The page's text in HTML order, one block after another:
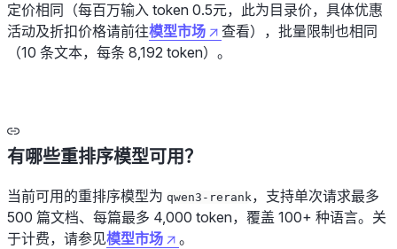
定价相同（每百万输入 token 0.5元，此为目录价，具体优惠
活动及折扣价格请前往模型市场
查看），批量限制也相同
（10 条文本，每条 8,192 token）。
有哪些重排序模型可用？
当前可用的重排序模型为 qwen3-rerank，支持单次请求最多
500 篇文档、每篇最多 4,000 token，覆盖 100+ 种语言。关
于计费，请参见模型市场 。